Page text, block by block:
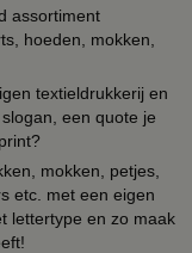
assortiment
hoeden, mokken,
textieldrukkerij en
een quote je
mokken, petjes,
etc. met een eigen
lettertype en zo maak